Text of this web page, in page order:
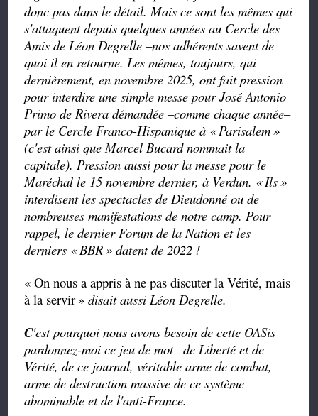
donc pas dans le détail. Mais ce sont les mêmes qui
s'attaquent depuis quelques années au Cercle des
Amis de Léon Degrelle –nos adhérents savent de
quoi il en retourne. Les mêmes, toujours, qui
dernièrement, en novembre 2025, ont fait pression
pour interdire une simple messe pour José Antonio
Primo de Rivera démandée –comme chaque année–
par le Cercle Franco-Hispanique à «Parisalem»
(c'est ainsi que Marcel Bucard nommait la
capitale). Pression aussi pour la messe pour le
Maréchal le 15 novembre dernier, à Verdun. «Ils»
interdisent les spectacles de Dieudonné ou de
nombreuses manifestations de notre camp. Pour
rappel, le dernier Forum de la Nation et les
derniers «BBR» datent de 2022 !
« On nous a appris à ne pas discuter la Vérité, mais
à la servir »disait aussi Léon Degrelle.
C'est pourquoi nous avons besoin de cette OASis –
pardonnez-moi ce jeu de mot– de Liberté et de
Vérité, de ce journal, véritable arme de combat,
arme de destruction massive de ce système
abominable et de l'anti-France.